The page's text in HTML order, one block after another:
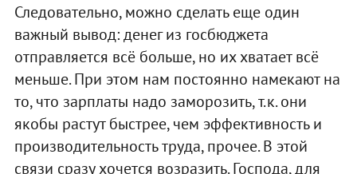
Следовательно, можно сделать еще один
важный вывод: денег из госбюджета
отправляется всё больше, но их хватает всё
меньше. При этом нам постоянно намекают на
то, что зарплаты надо заморозить, т.к. они
якобы растут быстрее, чем эффективность и
производительность труда, прочее. В этой
связи сразу хочется возразить. Господа, для